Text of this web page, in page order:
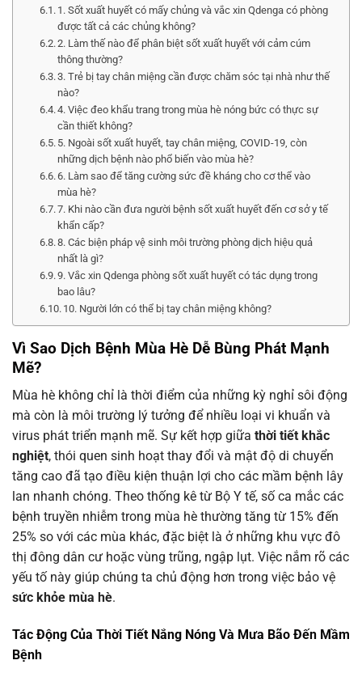
1. Sốt xuất huyết có mấy chủng và vắc xin Qdenga có phòng
được tất cả các chủng không?
2. Làm thế nào để phân biệt sốt xuất huyết với cảm cúm
thông thường?
3. Trẻ bị tay chân miệng cần được chăm sóc tại nhà như thế
nào?
4. Việc đeo khẩu trang trong mùa hè nóng bức có thực sự
cần thiết không?
5. Ngoài sốt xuất huyết, tay chân miệng, COVID-19, còn
những dịch bệnh nào phổ biến vào mùa hè?
6. Làm sao để tăng cường sức đề kháng cho cơ thể vào
mùa hè?
7. Khi nào cần đưa người bệnh sốt xuất huyết đến cơ sở y tế
khẩn cấp?
8. Các biện pháp vệ sinh môi trường phòng dịch hiệu quả
nhất là gì?
9. Vắc xin Qdenga phòng sốt xuất huyết có tác dụng trong
bao lâu?
10. Người lớn có thể bị tay chân miệng không?
Vì Sao Dịch Bệnh Mùa Hè Dễ Bùng Phát Mạnh
Mẽ?
Mùa hè không chỉ là thời điểm của những kỳ nghỉ sôi động
mà còn là môi trường lý tưởng để nhiều loại vi khuẩn và
virus phát triển mạnh mẽ. Sự kết hợp giữa thời tiết khắc
nghiệt, thói quen sinh hoạt thay đổi và mật độ di chuyển
tăng cao đã tạo điều kiện thuận lợi cho các mầm bệnh lây
lan nhanh chóng. Theo thống kê từ Bộ Y tế, số ca mắc các
bệnh truyền nhiễm trong mùa hè thường tăng từ 15% đến
25% so với các mùa khác, đặc biệt là ở những khu vực đô
thị đông dân cư hoặc vùng trũng, ngập lụt. Việc nắm rõ các
yếu tố này giúp chúng ta chủ động hơn trong việc bảo vệ
sức khỏe mùa hè.
Tác Động Của Thời Tiết Nắng Nóng Và Mưa Bão Đến Mầm
Bệnh